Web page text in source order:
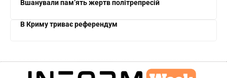
Вшанували пам’ять жертв політрепресій
В Криму триває референдум